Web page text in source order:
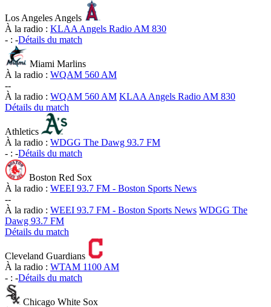
Los Angeles Angels
À la radio : KLAA Angels Radio AM 830
- : -Détails du match
Miami Marlins
À la radio : WQAM 560 AM
--
À la radio : WQAM 560 AM KLAA Angels Radio AM 830
Détails du match
Athletics
À la radio : WDGG The Dawg 93.7 FM
- : -Détails du match
Boston Red Sox
À la radio : WEEI 93.7 FM - Boston Sports News
--
À la radio : WEEI 93.7 FM - Boston Sports News WDGG The
Dawg 93.7 FM
Détails du match
Cleveland Guardians
À la radio : WTAM 1100 AM
- : -Détails du match
Chicago White Sox